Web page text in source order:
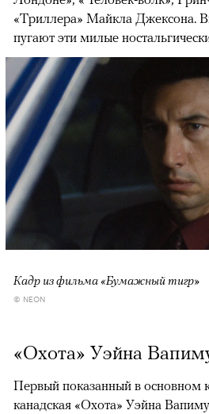
«Триллера» Майкла Джексона.
пугают эти милые
Кадр из фильма «Бумажный тигр»
© NEON
«Охота» Уэйна
Первый показанный в
канадская «Охота» Уэйна